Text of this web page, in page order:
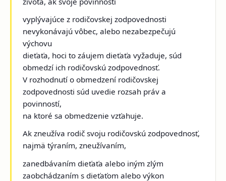
vyplývajúce z rodičovskej zodpovednosti
nevykonávajú vôbec, alebo nezabezpečujú
výchovu
dieťaťa, hoci to záujem dieťaťa vyžaduje, súd
obmedzí ich rodičovskú zodpovednosť.
V rozhodnutí o obmedzení rodičovskej
zodpovednosti súd uvedie rozsah práv a
povinností,
na ktoré sa obmedzenie vzťahuje.
Ak zneužíva rodič svoju rodičovskú zodpovednosť,
najmä týraním, zneužívaním,
zanedbávaním dieťaťa alebo iným zlým
zaobchádzaním s dieťaťom alebo výkon